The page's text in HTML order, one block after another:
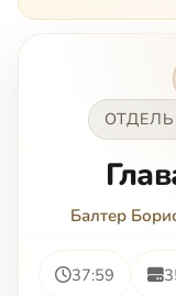
Балтер
37:59